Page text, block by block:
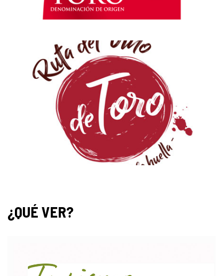
¿QUÉ VER?